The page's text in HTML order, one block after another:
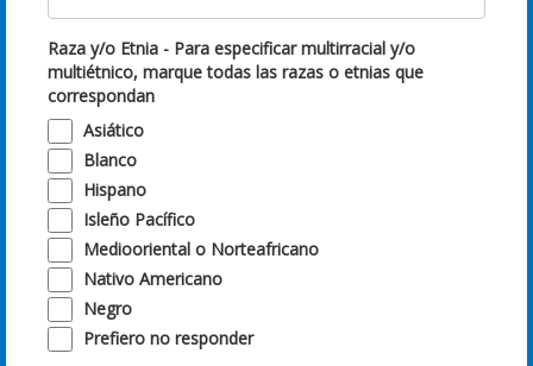
Raza y/o Etnia - Para especificar multirracial y/o
multiétnico, marque todas las razas o etnias que
correspondan
Asiático
Blanco
Hispano
Isleño Pacífico
Mediooriental o Norteafricano
Nativo Americano
Negro
Prefiero no responder